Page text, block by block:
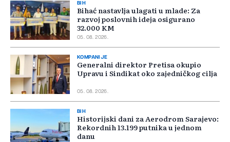
BIH
Bihać nastavlja ulagati u mlade: Za
razvoj poslovnih ideja osigurano
32.000 KM
05. 08. 2026.
KOMPANIJE
Generalni direktor Pretisa okupio
Upravu i Sindikat oko zajedničkog cilja
05. 08. 2026.
BIH
Historijski dani za Aerodrom Sarajevo:
Rekordnih 13.199 putnika u jednom
danu